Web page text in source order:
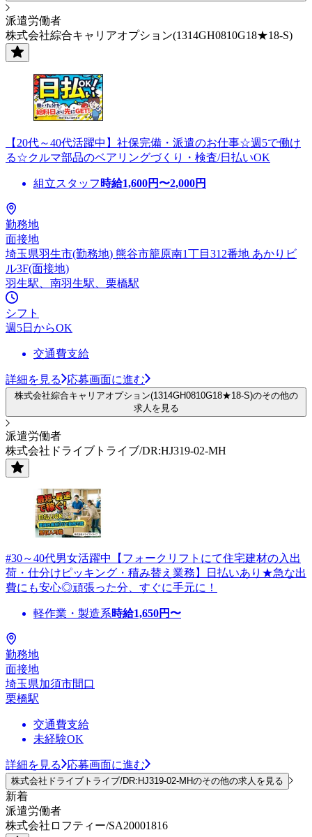
派遣労働者
株式会社綜合キャリアオプション(1314GH0810G18★18-S)
【20代～40代活躍中】社保完備・派遣のお仕事☆週5で働け
る☆クルマ部品のベアリングづくり・検査/日払いOK
組立スタッフ 時給1,600円〜2,000円
勤務地
面接地
埼玉県羽生市(勤務地) 熊谷市籠原南1丁目312番地 あかりビ
ル3F(面接地)
羽生駅、南羽生駅、栗橋駅
シフト
週5日からOK
交通費支給
詳細を見る 応募画面に進む
株式会社綜合キャリアオプション(1314GH0810G18★18-S)のその他の
求人を見る
派遣労働者
株式会社ドライブトライブ/DR:HJ319-02-MH
#30～40代男女活躍中【フォークリフトにて住宅建材の入出
荷・仕分けピッキング・積み替え業務】日払いあり★急な出
費にも安心◎頑張った分、すぐに手元に！
軽作業・製造系時給1,650円〜
勤務地
面接地
埼玉県加須市間口
栗橋駅
交通費支給
未経験OK
詳細を見る 応募画面に進む
株式会社ドライブトライブ/DR:HJ319-02-MHのその他の求人を見る
新着
派遣労働者
株式会社ロフティー/SA20001816